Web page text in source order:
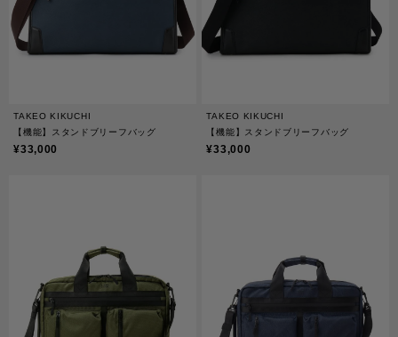
TAKEO KIKUCHI
【機能】スタンドブリーフバッグ
¥33,000
TAKEO KIKUCHI
【機能】スタンドブリーフバッグ
¥33,000